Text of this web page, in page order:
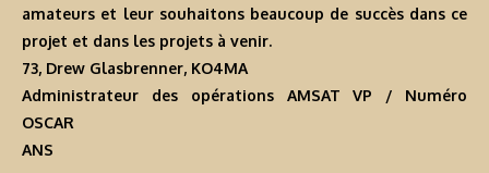
amateurs et leur souhaitons beaucoup de succès dans ce
projet et dans les projets à venir.
73, Drew Glasbrenner, KO4MA
Administrateur des opérations AMSAT VP / Numéro
OSCAR
ANS